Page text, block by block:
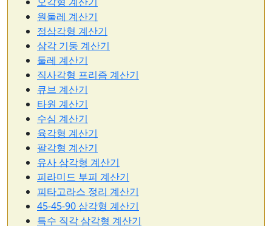
원둘레 계산기
정삼각형 계산기
삼각 기둥 계산기
둘레 계산기
직사각형 프리즘 계산기
큐브 계산기
타원 계산기
수심 계산기
육각형 계산기
팔각형 계산기
유사 삼각형 계산기
피라미드 부피 계산기
피타고라스 정리 계산기
45-45-90 삼각형 계산기
특수 직각 삼각형 계산기